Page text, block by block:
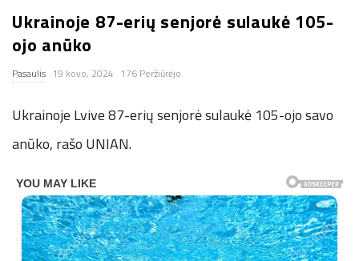
n
.
n
e
t
Ukrainoje 87-erių senjorė sulaukė 105-
ojo anūko
Pasaulis 19 kovo, 2024 176 Peržiūrėjo
Ukrainoje Lvive 87-erių senjorė sulaukė 105-ojo savo
anūko, rašo UNIAN.